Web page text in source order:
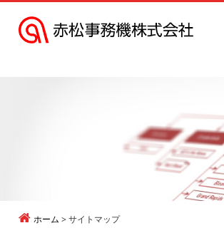
ホーム サイトマップ